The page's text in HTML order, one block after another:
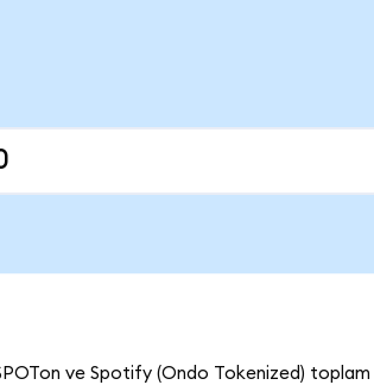
SPOTon ve Spotify (Ondo Tokenized) toplam